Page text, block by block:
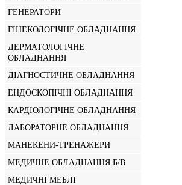
ГЕНЕРАТОРИ
ГІНЕКОЛОГІЧНЕ ОБЛАДНАННЯ
ДЕРМАТОЛОГІЧНЕ
ОБЛАДНАННЯ
ДІАГНОСТИЧНЕ ОБЛАДНАННЯ
ЕНДОСКОПІЧНІ ОБЛАДНАННЯ
КАРДІОЛОГІЧНЕ ОБЛАДНАННЯ
ЛАБОРАТОРНЕ ОБЛАДНАННЯ
МАНЕКЕНИ-ТРЕНАЖЕРИ
МЕДИЧНЕ ОБЛАДНАННЯ Б/В
МЕДИЧНІ МЕБЛІ